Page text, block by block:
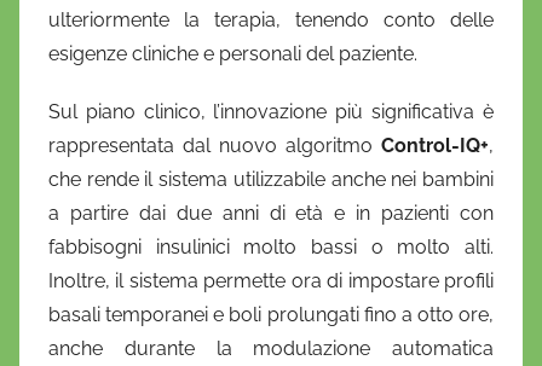
ulteriormente la terapia, tenendo conto delle
esigenze cliniche e personali del paziente.
Sul piano clinico, l’innovazione più significativa è
rappresentata dal nuovo algoritmo Control-IQ+,
che rende il sistema utilizzabile anche nei bambini
a partire dai due anni di età e in pazienti con
fabbisogni insulinici molto bassi o molto alti.
Inoltre, il sistema permette ora di impostare profili
basali temporanei e boli prolungati fino a otto ore,
anche durante la modulazione automatica